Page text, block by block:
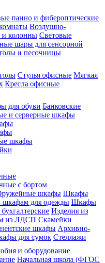
панно и фибероптические
Воздушно-
и колонны Световые
шары для сенсорной
и песочницы
Стулья офисные Мягкая
Кресла офисные
для обуви Банковские
и серверные шкафы
шкафы
с бортом
шкафы Шкафы
для одежды Шкафы
Изделия из
из ЛДСП Скамейки
шкафы Архивно-
для сумок Стеллажи
и оборудование
Начальная школа (ФГОС